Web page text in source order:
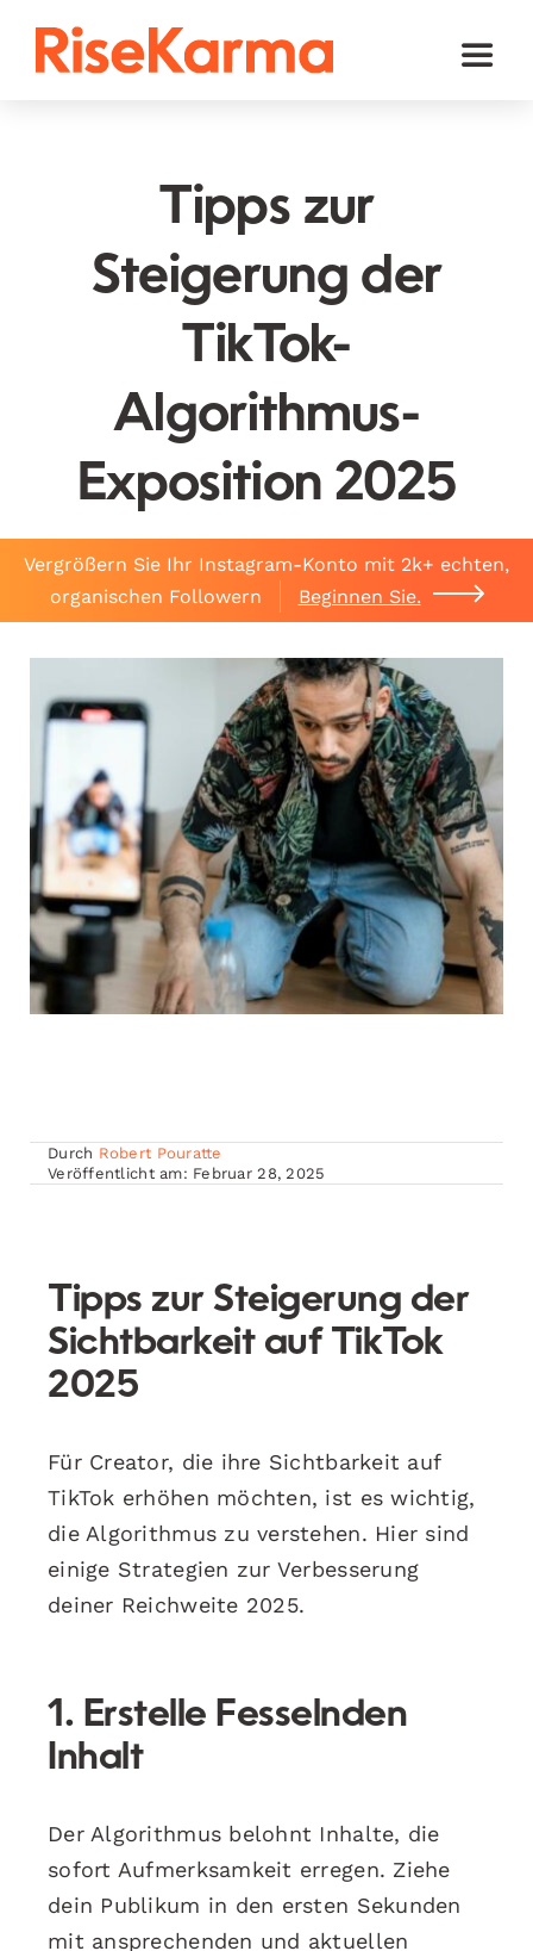
Toggle
Youtube
Andere
Warenkorb
Deutsch
Tipps zur
Steigerung der
TikTok-
Algorithmus-
Exposition 2025
Vergrößern Sie Ihr Instagram-Konto mit 2k+ echten,
organischen Followern
Beginnen Sie.
Durch Robert Pouratte
Veröffentlicht am: Februar 28, 2025
Tipps zur Steigerung der
Sichtbarkeit auf TikTok
2025
Für Creator, die ihre Sichtbarkeit auf
TikTok erhöhen möchten, ist es wichtig,
die Algorithmus zu verstehen. Hier sind
einige Strategien zur Verbesserung
deiner Reichweite 2025.
1. Erstelle Fesselnden
Inhalt
Der Algorithmus belohnt Inhalte, die
sofort Aufmerksamkeit erregen. Ziehe
dein Publikum in den ersten Sekunden
mit ansprechenden und aktuellen